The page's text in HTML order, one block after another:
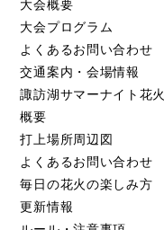
大会概要
大会プログラム
よくあるお問い合わせ
交通案内・会場情報
諏訪湖サマーナイト花火
概要
打上場所周辺図
よくあるお問い合わせ
毎日の花火の楽しみ方
更新情報